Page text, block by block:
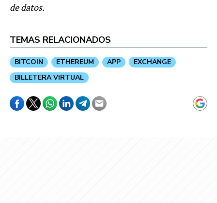
de datos.
TEMAS RELACIONADOS
BITCOIN ETHEREUM APP
EXCHANGE
BILLETERA VIRTUAL